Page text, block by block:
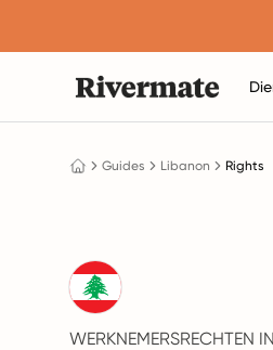
Guides Libanon Rights
WERKNEMERSRECHTEN